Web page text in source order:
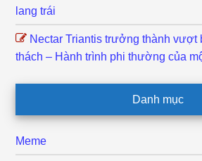
lang trái
Nectar Triantis trưởng thành vượt
thách – Hành trình phi thường của
Danh mục
Meme